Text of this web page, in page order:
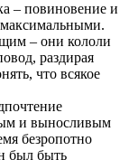
– повиновение и
– они кололи
раздирая
что всякое
и выносливым
безропотно
был быть